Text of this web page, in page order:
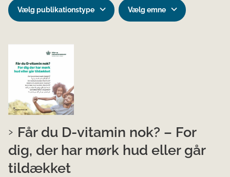
Vælg publikationstype Vælg emne
Får du D-vitamin nok? – For
dig, der har mørk hud eller går
tildækket